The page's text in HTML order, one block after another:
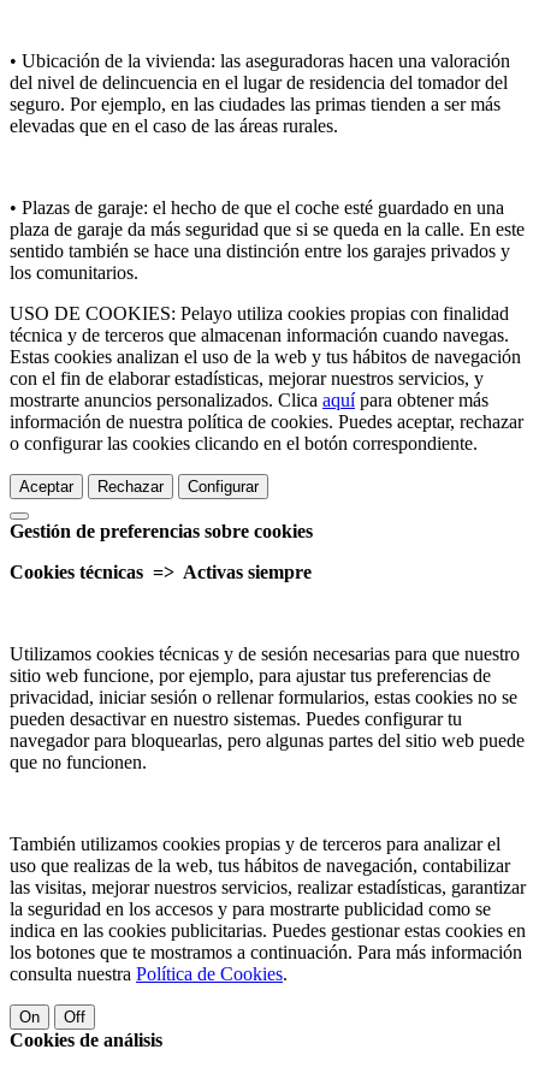
• Ubicación de la vivienda: las aseguradoras hacen una valoración
del nivel de delincuencia en el lugar de residencia del tomador del
seguro. Por ejemplo, en las ciudades las primas tienden a ser más
elevadas que en el caso de las áreas rurales.
• Plazas de garaje: el hecho de que el coche esté guardado en una
plaza de garaje da más seguridad que si se queda en la calle. En este
sentido también se hace una distinción entre los garajes privados y
los comunitarios.
USO DE COOKIES: Pelayo utiliza cookies propias con finalidad
técnica y de terceros que almacenan información cuando navegas.
Estas cookies analizan el uso de la web y tus hábitos de navegación
con el fin de elaborar estadísticas, mejorar nuestros servicios, y
mostrarte anuncios personalizados. Clica aquípara obtener más
información de nuestra política de cookies. Puedes aceptar, rechazar
o configurar las cookies clicando en el botón correspondiente.
Aceptar Rechazar Configurar
Gestión de preferencias sobre cookies
Cookies técnicas => Activas siempre
Utilizamos cookies técnicas y de sesión necesarias para que nuestro
sitio web funcione, por ejemplo, para ajustar tus preferencias de
privacidad, iniciar sesión o rellenar formularios, estas cookies no se
pueden desactivar en nuestro sistemas. Puedes configurar tu
navegador para bloquearlas, pero algunas partes del sitio web puede
que no funcionen.
También utilizamos cookies propias y de terceros para analizar el
uso que realizas de la web, tus hábitos de navegación, contabilizar
las visitas, mejorar nuestros servicios, realizar estadísticas, garantizar
la seguridad en los accesos y para mostrarte publicidad como se
indica en las cookies publicitarias. Puedes gestionar estas cookies en
los botones que te mostramos a continuación. Para más información
consulta nuestra Política de Cookies.
On Off
Cookies de análisis